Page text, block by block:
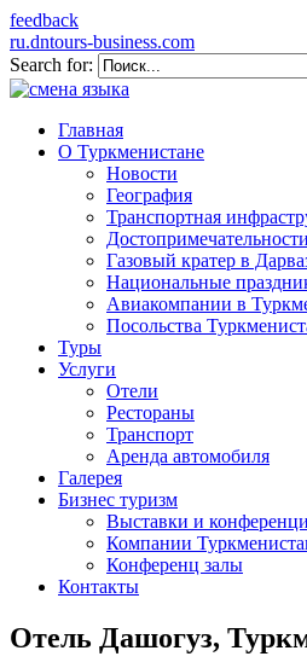
feedback
ru.dntours-business.com
Search for:
Главная
О Туркменистане
Новости
География
Транспортная
Достопримечательности
Газовый кратер в
Национальные
Авиакомпании в
Посольства
Туры
Услуги
Отели
Рестораны
Транспорт
Аренда автомобиля
Галерея
Бизнес туризм
Выставки и
Компании
Конференц залы
Контакты
Отель Дашогуз,